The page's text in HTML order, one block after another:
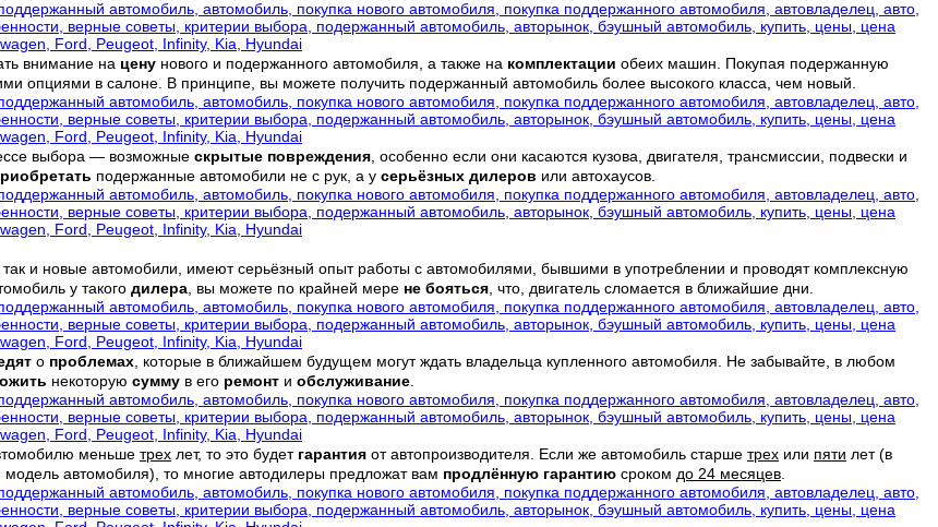
внимание на цену нового и подержанного автомобиля, а также на комплектации обеих машин. Покупая подержанную
в салоне. В принципе, вы можете получить подержанный автомобиль более высокого класса, чем новый.
выбора — возможные скрытые повреждения , особенно если они касаются кузова, двигателя, трансмиссии, подвески и
подержанные автомобили не с рук, а у серьёзных дилеров или автохаусов.
и новые автомобили, имеют серьёзный опыт работы с автомобилями, бывшими в употреблении и проводят комплексную
у такого дилера , вы можете по крайней мере не бояться , что, двигатель сломается в ближайшие дни.
о проблемах , которые в ближайшем будущем могут ждать владельца купленного автомобиля. Не забывайте, в любом
некоторую сумму в его ремонт и обслуживание
меньше трех лет, то это будет гарантия от автопроизводителя. Если же автомобиль старше трех или пяти лет (в
модель автомобиля), то многие автодилеры предложат вам продлённую гарантию сроком до 24 месяцев